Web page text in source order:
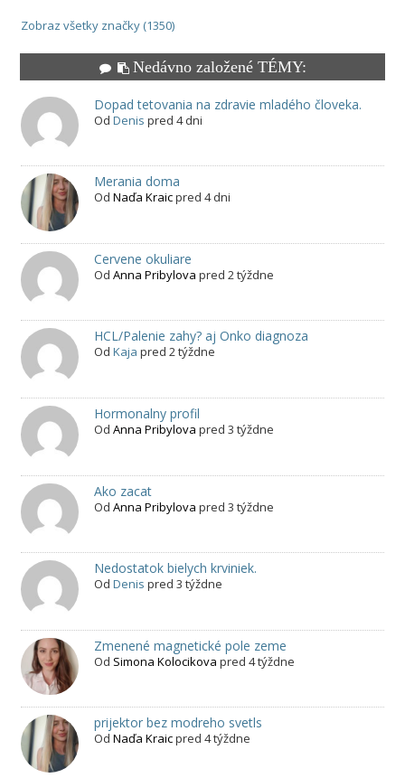
Zobraz všetky značky (1350)
Nedávno založené TÉMY:
Dopad tetovania na zdravie mladého človeka.
Od Denis pred 4 dni
Merania doma
Od Naďa Kraicpred 4 dni
Cervene okuliare
Od Anna Pribylova pred 2 týždne
HCL/Palenie zahy? aj Onko diagnoza
Od Kaja pred 2 týždne
Hormonalny profil
Od Anna Pribylova pred 3 týždne
Ako zacat
Od Anna Pribylova pred 3 týždne
Nedostatok bielych krviniek.
Od Denis pred 3 týždne
Zmenené magnetické pole zeme
Od Simona Kolocikova pred 4 týždne
prijektor bez modreho svetls
Od Naďa Kraicpred 4 týždne